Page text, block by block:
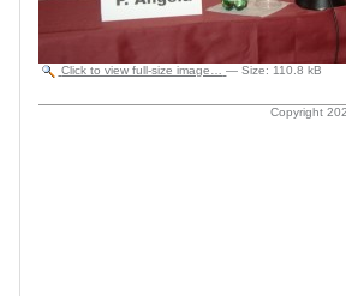
Click to view full-size image… —Size:110.8 kB
Copyright